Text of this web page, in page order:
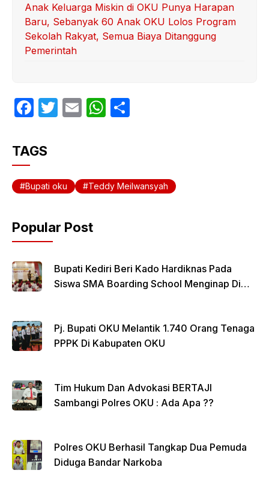
Anak Keluarga Miskin di OKU Punya Harapan
Baru, Sebanyak 60 Anak OKU Lolos Program
Sekolah Rakyat, Semua Biaya Ditanggung
Pemerintah
F
c
b
o
k
T
E
W
A
TAGS
Bupati oku Teddy Meilwansyah
Popular Post
Bupati Kediri Beri Kado Hardiknas Pada
Siswa SMA Boarding School Menginap Di
Pj. Bupati OKU Melantik 1.740 Orang Tenaga
PPPK Di Kabupaten OKU
Tim Hukum Dan Advokasi BERTAJI
Sambangi Polres OKU : Ada Apa ??
Polres OKU Berhasil Tangkap Dua Pemuda
Diduga Bandar Narkoba